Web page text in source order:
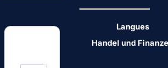
Langues
Handel und